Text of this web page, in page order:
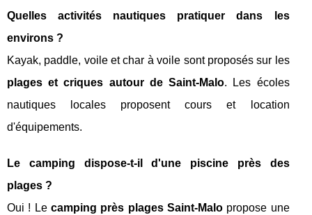
Quelles activités nautiques pratiquer dans les
environs ?
Kayak, paddle, voile et char à voile sont proposés sur les
plages et criques autour de Saint-Malo. Les écoles
nautiques locales proposent cours et location
d'équipements.
Le camping dispose-t-il d'une piscine près des
plages ?
Oui ! Le camping près plages Saint-Malopropose une